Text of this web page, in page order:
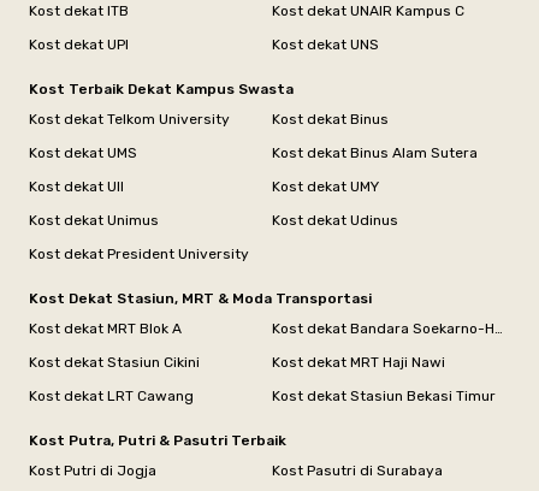
Kost dekat ITB
Kost dekat UNAIR Kampus C
Kost dekat UPI
Kost dekat UNS
Kost Terbaik Dekat Kampus Swasta
Kost dekat Telkom University
Kost dekat Binus
Kost dekat UMS
Kost dekat Binus Alam Sutera
Kost dekat UII
Kost dekat UMY
Kost dekat Unimus
Kost dekat Udinus
Kost dekat President University
Kost Dekat Stasiun, MRT & Moda Transportasi
Kost dekat MRT Blok A
Kost dekat Bandara Soekarno-Hatta
Kost dekat Stasiun Cikini
Kost dekat MRT Haji Nawi
Kost dekat LRT Cawang
Kost dekat Stasiun Bekasi Timur
Kost Putra, Putri & Pasutri Terbaik
Kost Putri di Jogja
Kost Pasutri di Surabaya